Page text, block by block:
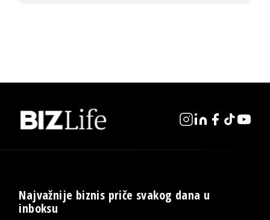
Najvažnije biznis priče svakog dana u
inboksu